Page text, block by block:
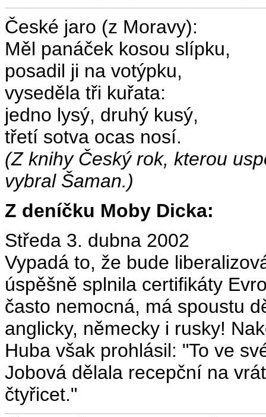
České jaro (z Moravy):
Měl panáček kosou slípku,
posadil ji na votýpku,
vyseděla tři kuřata:
jedno lysý, druhý kusý,
třetí sotva ocas nosí.
(Z knihy Český rok, kterou
vybral Šaman.)
Z deníčku Moby Dicka:
Středa 3. dubna 2002
Vypadá to, že bude
úspěšně splnila certifikáty
často nemocná, má spoustu
anglicky, německy i rusky!
Huba však prohlásil: "To ve
Jobová dělala recepční na
čtyřicet."